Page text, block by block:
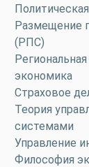
Размещение
(РПС)
экономика
Страховое
Теория
системами
Управление
Философия